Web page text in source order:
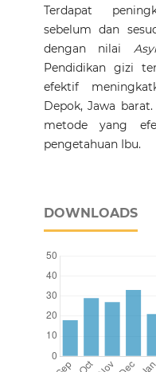
Terdapat
sebelum dan
dengan nilai
Pendidikan gizi
efektif
Depok, Jawa
metode yang
pengetahuan Ibu.
DOWNLOADS